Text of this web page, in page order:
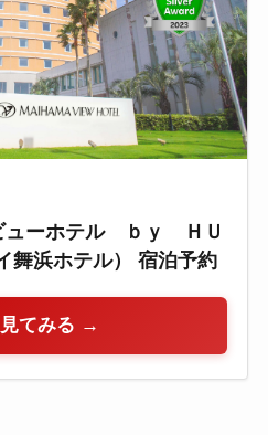
ューホテル ｂｙ ＨＵ
舞浜ホテル） 宿泊予約
てみる →